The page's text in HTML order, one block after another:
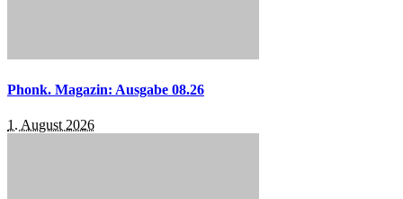
Phonk. Magazin: Ausgabe 08.26
1. August 2026